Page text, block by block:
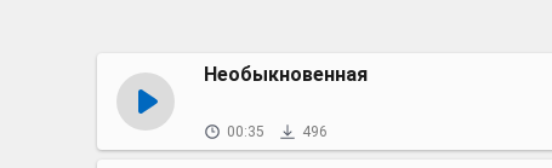
Необыкновенная
00:35 496